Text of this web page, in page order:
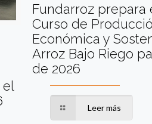
Fundarroz prepara
Curso de
Económica y
Arroz Bajo Riego
de 2026
Leer más